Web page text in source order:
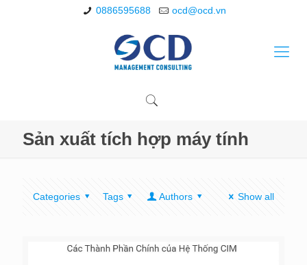
0886595688 ocd@ocd.vn
Sản xuất tích hợp máy tính
Categories Tags Authors Show all